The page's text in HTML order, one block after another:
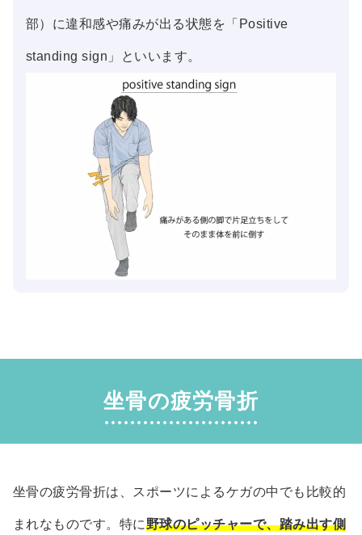
部）に違和感や痛みが出る状態を「Positive
standing sign」といいます。
坐骨の疲労骨折
坐骨の疲労骨折は、スポーツによるケガの中でも比較的
まれなものです。特に野球のピッチャーで、踏み出す側